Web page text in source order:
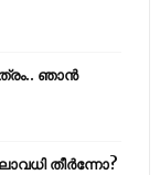
ഞാൻ
തീർന്നോ?